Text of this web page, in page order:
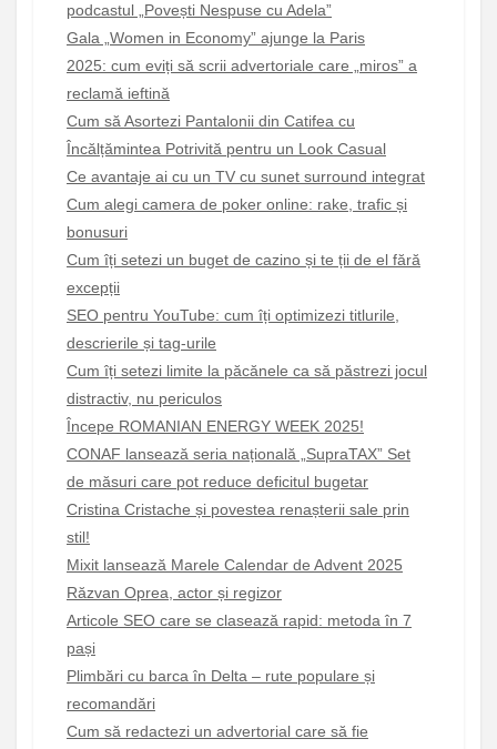
podcastul „Povești Nespuse cu Adela”
Gala „Women in Economy” ajunge la Paris
2025: cum eviți să scrii advertoriale care „miros” a
reclamă ieftină
Cum să Asortezi Pantalonii din Catifea cu
Încălțămintea Potrivită pentru un Look Casual
Ce avantaje ai cu un TV cu sunet surround integrat
Cum alegi camera de poker online: rake, trafic și
bonusuri
Cum îți setezi un buget de cazino și te ții de el fără
excepții
SEO pentru YouTube: cum îți optimizezi titlurile,
descrierile și tag-urile
Cum îți setezi limite la păcănele ca să păstrezi jocul
distractiv, nu periculos
Începe ROMANIAN ENERGY WEEK 2025!
CONAF lansează seria națională „SupraTAX” Set
de măsuri care pot reduce deficitul bugetar
Cristina Cristache și povestea renașterii sale prin
stil!
Mixit lansează Marele Calendar de Advent 2025
Răzvan Oprea, actor și regizor
Articole SEO care se clasează rapid: metoda în 7
pași
Plimbări cu barca în Delta – rute populare și
recomandări
Cum să redactezi un advertorial care să fie